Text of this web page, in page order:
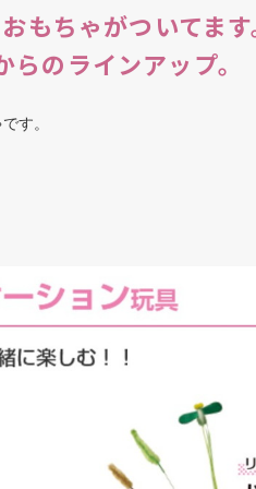
もちゃがついてま
のラインアップ。
す。